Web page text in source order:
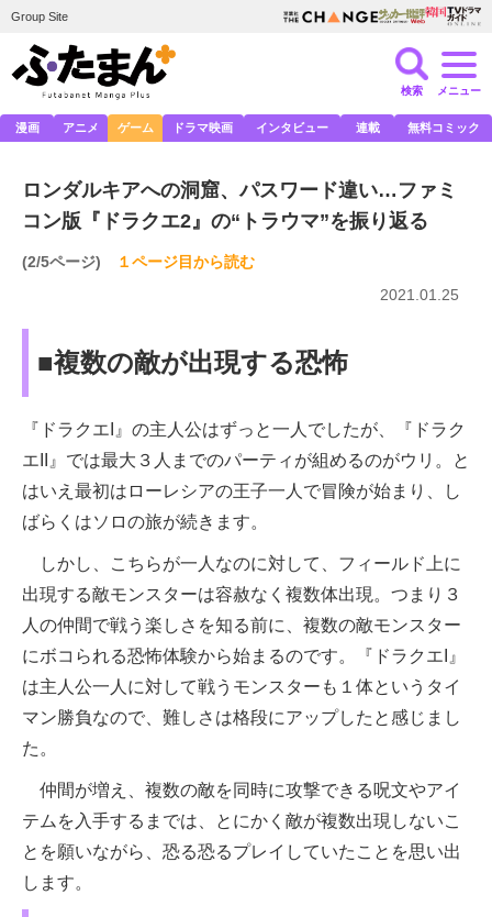
Group Site
検索 メニュー
漫画 アニメ ゲーム ドラマ映画 インタビュー 連載 無料コミック
ロンダルキアへの洞窟、パスワード違い…ファミ
コン版『ドラクエ2』の“トラウマ”を振り返る
(2/5ページ)
１ページ目から読む
2021.01.25
■複数の敵が出現する恐怖
『ドラクエI』の主人公はずっと一人でしたが、『ドラク
エII』では最大３人までのパーティが組めるのがウリ。と
はいえ最初はローレシアの王子一人で冒険が始まり、し
ばらくはソロの旅が続きます。
しかし、こちらが一人なのに対して、フィールド上に
出現する敵モンスターは容赦なく複数体出現。つまり３
人の仲間で戦う楽しさを知る前に、複数の敵モンスター
にボコられる恐怖体験から始まるのです。『ドラクエI』
は主人公一人に対して戦うモンスターも１体というタイ
マン勝負なので、難しさは格段にアップしたと感じまし
た。
仲間が増え、複数の敵を同時に攻撃できる呪文やアイ
テムを入手するまでは、とにかく敵が複数出現しないこ
とを願いながら、恐る恐るプレイしていたことを思い出
します。